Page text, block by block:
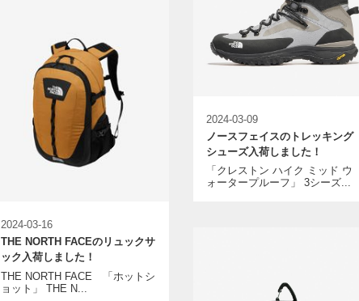
2024-03-16
THE NORTH FACEのリュックサ
ック入荷しました！
THE NORTH FACE 「ホットシ
ョット」 THE N...
2024-03-09
ノースフェイスのトレッキング
シューズ入荷しました！
「クレストン ハイク ミッド ウ
ォータープルーフ」 3シーズ...